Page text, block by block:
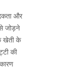
और
से जोड़ने
खेती के
की